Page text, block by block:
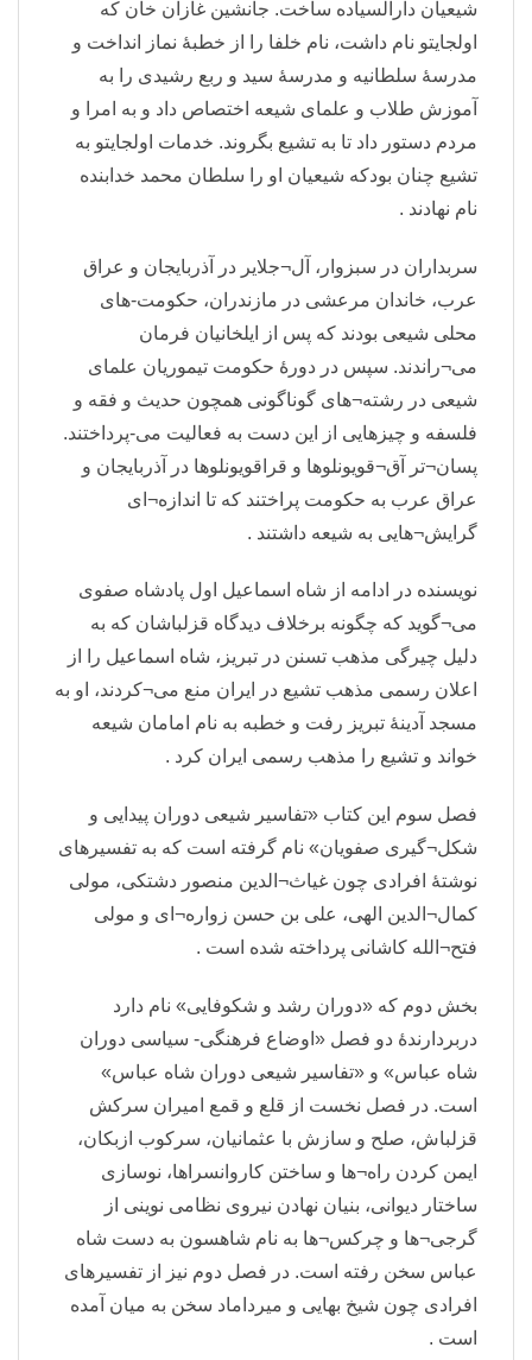
شیعیان دارالسیاده ساخت. جانشین غازان خان که
اولجایتو نام داشت، نام خلفا را از خطبهٔ نماز انداخت و
مدرسهٔ سلطانیه و مدرسهٔ سید و ربع رشیدی را به
آموزش طلاب و علمای شیعه اختصاص داد و به امرا و
مردم دستور داد تا به تشیع بگروند. خدمات اولجایتو به
تشیع چنان بودکه شیعیان او را سلطان محمد خدابنده
نام نهادند .
سربداران در سبزوار، آل¬جلایر در آذربایجان و عراق
عرب، خاندان مرعشی در مازندران، حکومت-های
محلی شیعی بودند که پس از ایلخانیان فرمان
می¬راندند. سپس در دورهٔ حکومت تیموریان علمای
شیعی در رشته¬های گوناگونی همچون حدیث و فقه و
فلسفه و چیزهایی از این دست به فعالیت می-پرداختند.
پسان¬تر آق¬قویونلوها و قراقویونلوها در آذربایجان و
عراق عرب به حکومت پراختند که تا اندازه¬ای
گرایش¬هایی به شیعه داشتند .
نویسنده در ادامه از شاه اسماعیل اول پادشاه صفوی
می¬گوید که چگونه برخلاف دیدگاه قزلباشان که به
دلیل چیرگی مذهب تسنن در تبریز، شاه اسماعیل را از
اعلان رسمی مذهب تشیع در ایران منع می¬کردند، او به
مسجد آدینهٔ تبریز رفت و خطبه به نام امامان شیعه
خواند و تشیع را مذهب رسمی ایران کرد .
فصل سوم این کتاب «تفاسیر شیعی دوران پیدایی و
شکل¬گیری صفویان» نام گرفته است که به تفسیرهای
نوشتهٔ افرادی چون غیاث¬الدین منصور دشتکی، مولی
کمال¬الدین الهی، علی بن حسن زواره¬ای و مولی
فتح¬الله کاشانی پرداخته شده است .
بخش دوم که «دوران رشد و شکوفایی» نام دارد
دربردارندهٔ دو فصل «اوضاع فرهنگی- سیاسی دوران
شاه عباس» و «تفاسیر شیعی دوران شاه عباس»
است. در فصل نخست از قلع و قمع امیران سرکش
قزلباش، صلح و سازش با عثمانیان، سرکوب ازبکان،
ایمن کردن راه¬ها و ساختن کاروانسراها، نوسازی
ساختار دیوانی، بنیان نهادن نیروی نظامی نوینی از
گرجی¬ها و چرکس¬ها به نام شاهسون به دست شاه
عباس سخن رفته است. در فصل دوم نیز از تفسیرهای
افرادی چون شیخ بهایی و میرداماد سخن به میان آمده
است .